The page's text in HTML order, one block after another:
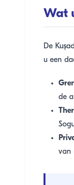
Wat
De
u een
de
van